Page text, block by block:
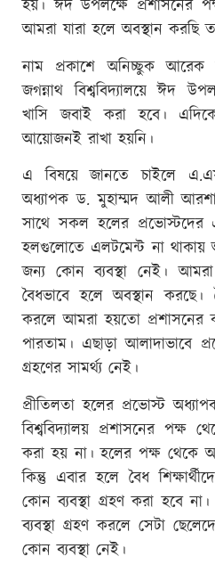
হয়। ঈদ উপলক্ষে প্রশাসনের
আমরা যারা হলে অবস্থান করছি
নাম প্রকাশে অনিচ্ছুক আরেক
জগন্নাথ বিশ্ববিদ্যালয়ে ঈদ
খাসি জবাই করা হবে।
আয়োজনই রাখা হয়নি।
এ বিষয়ে জানতে চাইলে
অধ্যাপক ড. মুহাম্মদ আলী
সাথে সকল হলের প্রভোস্টদের
হলগুলোতে এলটমেন্ট না থাকায়
জন্য কোন ব্যবস্থা নেই।
বৈধভাবে হলে অবস্থান করছে।
করলে আমরা হয়তো প্রশাসনের
পারতাম। এছাড়া আলাদাভাবে
গ্রহণের সামর্থ্য নেই।
প্রীতিলতা হলের প্রভোস্ট
বিশ্ববিদ্যালয় প্রশাসনের পক্ষ
করা হয় না। হলের পক্ষ থেকে
কিন্তু এবার হলে বৈধ
কোন ব্যবস্থা গ্রহণ করা হবে
ব্যবস্থা গ্রহণ করলে সেটা
কোন ব্যবস্থা নেই।